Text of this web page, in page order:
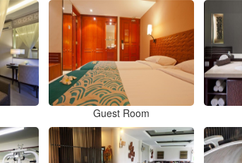
Guest Room